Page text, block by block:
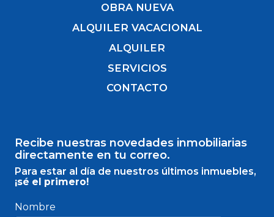
OBRA NUEVA
ALQUILER VACACIONAL
ALQUILER
SERVICIOS
CONTACTO
Recibe nuestras novedades inmobiliarias
directamente en tu correo.
Para estar al día de nuestros últimos inmuebles,
¡sé el primero!
Nombre